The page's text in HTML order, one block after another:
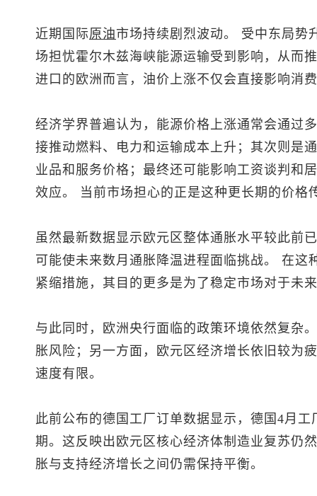
近期国际原油市场持续剧烈波动。 受中东局势
场担忧霍尔木兹海峡能源运输受到影响，从而
进口的欧洲而言，油价上涨不仅会直接影响消
经济学界普遍认为，能源价格上涨通常会通过
接推动燃料、电力和运输成本上升；其次则是
业品和服务价格；最终还可能影响工资谈判和
效应。 当前市场担心的正是这种更长期的价格
虽然最新数据显示欧元区整体通胀水平较此前
可能使未来数月通胀降温进程面临挑战。 在这
紧缩措施，其目的更多是为了稳定市场对于未
与此同时，欧洲央行面临的政策环境依然复杂
胀风险；另一方面，欧元区经济增长依旧较为
速度有限。
此前公布的德国工厂订单数据显示，德国4月
期。这反映出欧元区核心经济体制造业复苏仍
胀与支持经济增长之间仍需保持平衡。